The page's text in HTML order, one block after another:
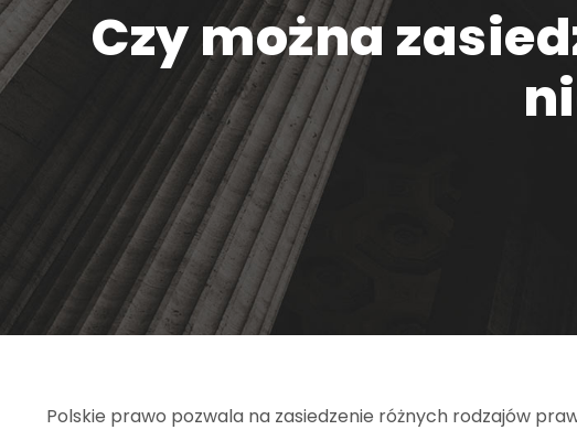
Czy można
Polskie prawo pozwala na zasiedzenie różnych rodzajów